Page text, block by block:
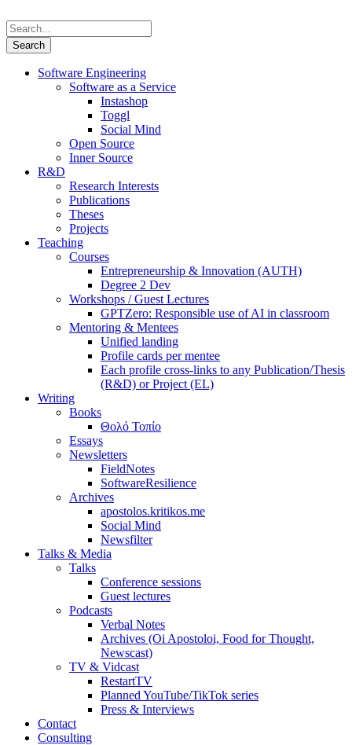
Software Engineering
Software as a Service
Instashop
Toggl
Social Mind
Open Source
Inner Source
R&D
Research Interests
Publications
Theses
Projects
Teaching
Courses
Entrepreneurship & Innovation (AUTH)
Degree 2 Dev
Workshops / Guest Lectures
GPTZero: Responsible use of AI in classroom
Mentoring & Mentees
Unified landing
Profile cards per mentee
Each profile cross-links to any Publication/Thesis
(R&D) or Project (EL)
Writing
Books
Θολό Τοπίο
Essays
Newsletters
FieldNotes
SoftwareResilience
Archives
apostolos.kritikos.me
Social Mind
Newsfilter
Talks & Media
Talks
Conference sessions
Guest lectures
Podcasts
Verbal Notes
Archives (Oi Apostoloi, Food for Thought,
Newscast)
TV & Vidcast
RestartTV
Planned YouTube/TikTok series
Press & Interviews
Contact
Consulting